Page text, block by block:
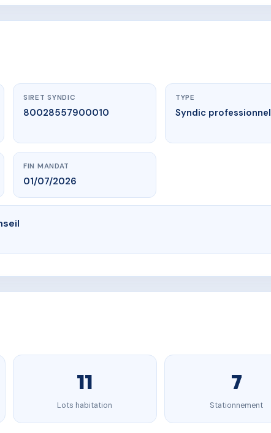
SIRET SYNDIC
80028557900010
TYPE
Syndic professionnel
FIN MANDAT
01/07/2026
11
Lots habitation
7
Stationnement